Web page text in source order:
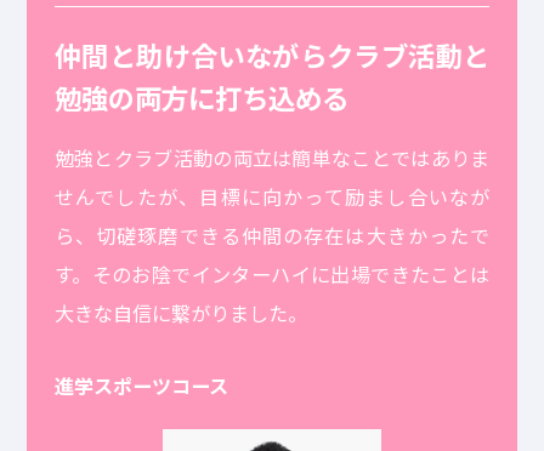
仲間と助け合いながらクラブ活動と
勉強の両方に打ち込める
勉強とクラブ活動の両立は簡単なことではありま
せんでしたが、目標に向かって励まし合いなが
ら、切磋琢磨できる仲間の存在は大きかったで
す。そのお陰でインターハイに出場できたことは
大きな自信に繋がりました。
進学スポーツコース